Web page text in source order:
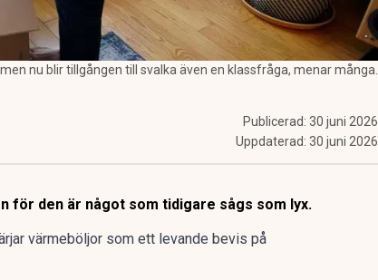
nu blir tillgången till svalka även en klassfråga, menar många.
Publicerad: 30 juni 2026
Uppdaterad: 30 juni 2026
för den är något som tidigare sågs som lyx.
värmeböljor som ett levande bevis på